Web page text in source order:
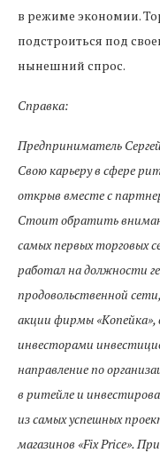
в режиме экономии.
подстроиться под
нынешний спрос.
Справка:
Предприниматель
Свою карьеру в сфере
открыв вместе с
Стоит обратить
самых первых торговых
работал на должности
продовольственной
акции фирмы «Копейка»,
инвесторами
направление по
в ритейле и
из самых успешных
магазинов «Fix Price».